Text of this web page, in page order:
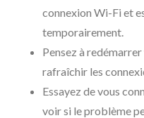
connexion Wi-Fi et
temporairement.
Pensez à
rafraîchir les
Essayez de vous
voir si le problème